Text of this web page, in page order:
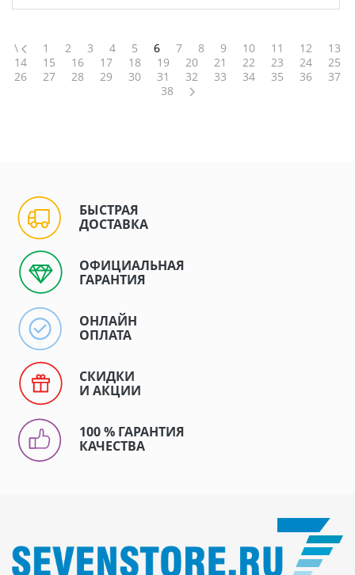
\ 1 2 3 4 5 6 7 8 9 10 11 12
13
14
15 16 17 18 19 20 21 22 23 24
25
26
27 28 29 30 31 32 33 34 35 36
37
38
БЫСТРАЯ
ДОСТАВКА
ОФИЦИАЛЬНАЯ
ГАРАНТИЯ
ОНЛАЙН
ОПЛАТА
СКИДКИ
И АКЦИИ
100 % ГАРАНТИЯ
КАЧЕСТВА